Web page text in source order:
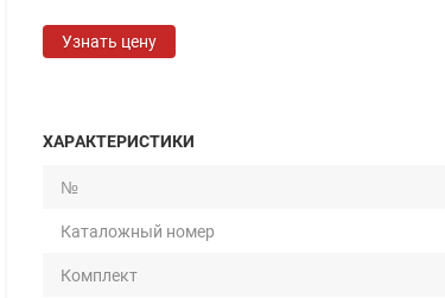
Узнать цену
ХАРАКТЕРИСТИКИ
№
Каталожный номер
Комплект